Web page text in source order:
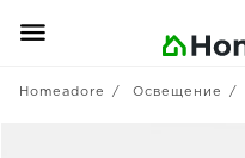
Homeadore Освещение